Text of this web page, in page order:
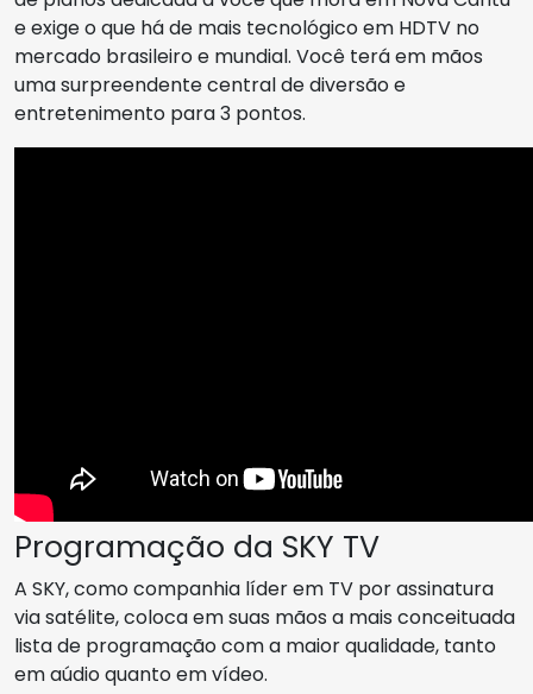
e exige o que há de mais tecnológico em HDTV no
mercado brasileiro e mundial. Você terá em mãos
uma surpreendente central de diversão e
entretenimento para 3 pontos.
Programação da SKY TV
A SKY, como companhia líder em TV por assinatura
via satélite, coloca em suas mãos a mais conceituada
lista de programação com a maior qualidade, tanto
em aúdio quanto em vídeo.